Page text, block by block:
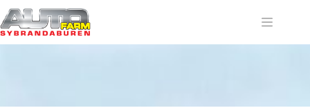
naar
de
inhoud